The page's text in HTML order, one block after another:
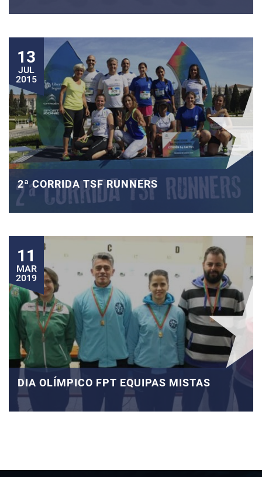
13
JUL
2015
2ª CORRIDA TSF RUNNERS
11
MAR
2019
DIA OLÍMPICO FPT EQUIPAS MISTAS